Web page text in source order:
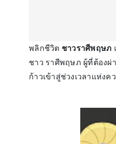
พลิกชีวิต ชาวราศีพฤษภ
ชาว ราศีพฤษภ ผู้ที่ต้องผ่
ก้าวเข้าสู่ช่วงเวลาแห่ง